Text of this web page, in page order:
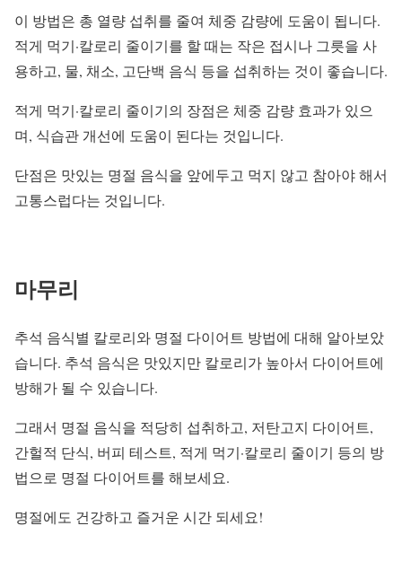
이 방법은 총 열량 섭취를 줄여 체중 감량에 도움이 됩니다.
적게 먹기·칼로리 줄이기를 할 때는 작은 접시나 그릇을 사
용하고, 물, 채소, 고단백 음식 등을 섭취하는 것이 좋습니다.
적게 먹기·칼로리 줄이기의 장점은 체중 감량 효과가 있으
며, 식습관 개선에 도움이 된다는 것입니다.
단점은 맛있는 명절 음식을 앞에두고 먹지 않고 참아야 해서
고통스럽다는 것입니다.
마무리
추석 음식별 칼로리와 명절 다이어트 방법에 대해 알아보았
습니다. 추석 음식은 맛있지만 칼로리가 높아서 다이어트에
방해가 될 수 있습니다.
그래서 명절 음식을 적당히 섭취하고, 저탄고지 다이어트,
간헐적 단식, 버피 테스트, 적게 먹기·칼로리 줄이기 등의 방
법으로 명절 다이어트를 해보세요.
명절에도 건강하고 즐거운 시간 되세요!